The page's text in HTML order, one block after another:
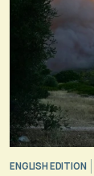
ENGLISH EDITION